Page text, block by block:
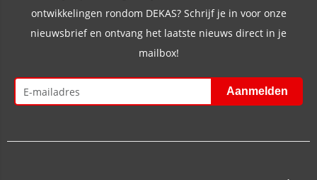
ontwikkelingen rondom DEKAS? Schrijf je in voor onze
nieuwsbrief en ontvang het laatste nieuws direct in je
mailbox!